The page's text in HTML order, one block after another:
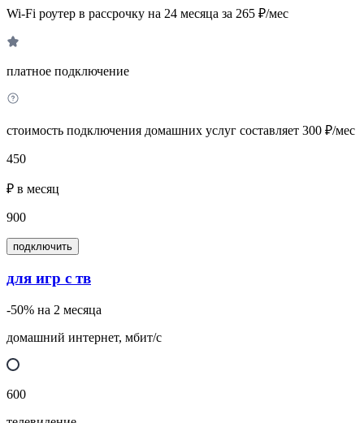
Wi-Fi роутер в рассрочку на 24 месяца за 265 ₽/мес
платное подключение
стоимость подключения домашних услуг составляет 300 ₽/мес
450
₽ в месяц
900
подключить
для игр с тв
-50% на 2 месяца
домашний интернет, мбит/с
600